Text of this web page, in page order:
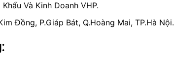
Và Kinh Doanh VHP.
Đồng, P.Giáp Bát, Q.Hoàng Mai, TP.Hà Nội.